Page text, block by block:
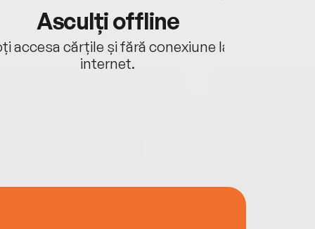
Asculți offline
accesa cărțile și fără conexiune la
internet.